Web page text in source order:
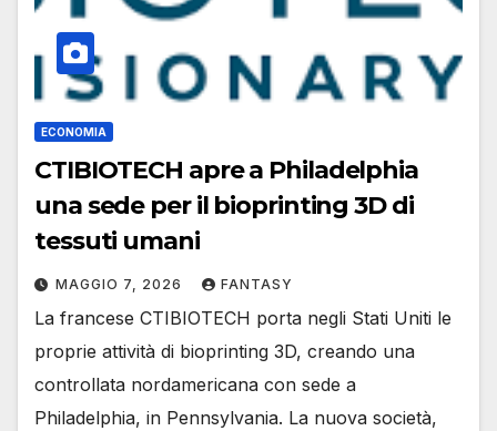
ECONOMIA
CTIBIOTECH apre a Philadelphia
una sede per il bioprinting 3D di
tessuti umani
MAGGIO 7, 2026 FANTASY
La francese CTIBIOTECH porta negli Stati Uniti le
proprie attività di bioprinting 3D, creando una
controllata nordamericana con sede a
Philadelphia, in Pennsylvania. La nuova società,